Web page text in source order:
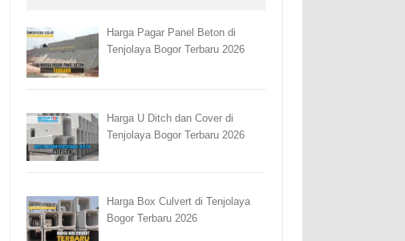
Harga Pagar Panel Beton di
Tenjolaya Bogor Terbaru 2026
Harga U Ditch dan Cover di
Tenjolaya Bogor Terbaru 2026
Harga Box Culvert di Tenjolaya
Bogor Terbaru 2026